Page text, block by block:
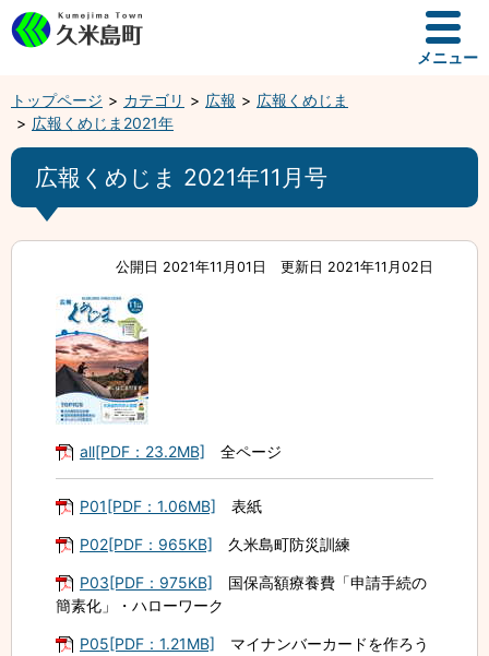
メニュー
トップページ カテゴリ 広報
広報くめじま
広報くめじま2021年
広報くめじま 2021年11月号
公開日 2021年11月01日 更新日 2021年11月02日
all[PDF：23.2MB] 全ページ
P01[PDF：1.06MB] 表紙
P02[PDF：965KB] 久米島町防災訓練
P03[PDF：975KB] 国保高額療養費「申請手続の
簡素化」・ハローワーク
P05[PDF：1.21MB] マイナンバーカードを作ろう